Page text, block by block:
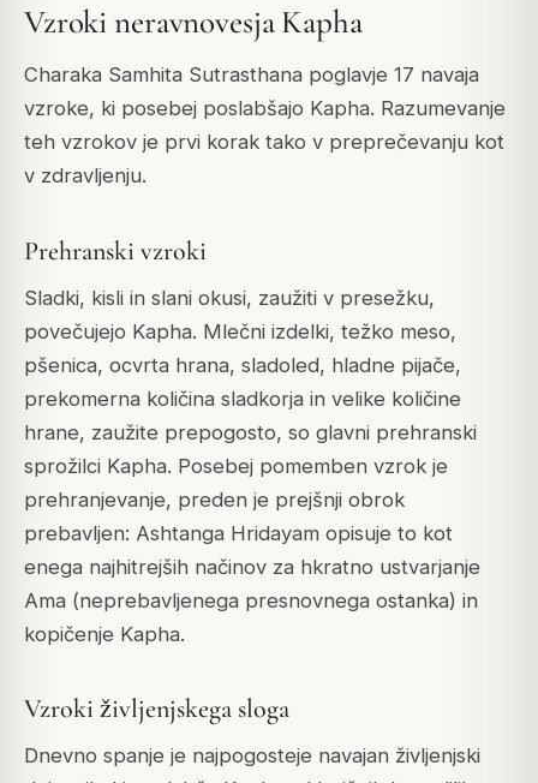
Vzroki neravnovesja Kapha
Charaka Samhita Sutrasthana poglavje 17 navaja
vzroke, ki posebej poslabšajo Kapha. Razumevanje
teh vzrokov je prvi korak tako v preprečevanju kot
v zdravljenju.
Prehranski vzroki
Sladki, kisli in slani okusi, zaužiti v presežku,
povečujejo Kapha. Mlečni izdelki, težko meso,
pšenica, ocvrta hrana, sladoled, hladne pijače,
prekomerna količina sladkorja in velike količine
hrane, zaužite prepogosto, so glavni prehranski
sprožilci Kapha. Posebej pomemben vzrok je
prehranjevanje, preden je prejšnji obrok
prebavljen: Ashtanga Hridayam opisuje to kot
enega najhitrejših načinov za hkratno ustvarjanje
Ama (neprebavljenega presnovnega ostanka) in
kopičenje Kapha.
Vzroki življenjskega sloga
Dnevno spanje je najpogosteje navajan življenjski